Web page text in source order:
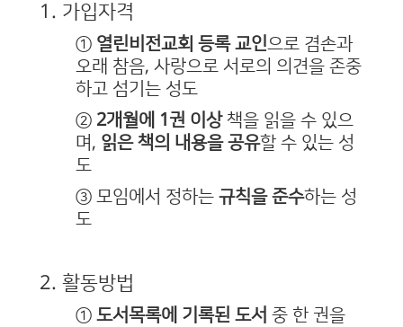
1. 가입자격
① 열린비전교회 등록 교인으로 겸손과
오래 참음, 사랑으로 서로의 의견을 존중
하고 섬기는 성도
② 2개월에 1권 이상책을 읽을 수 있으
며, 읽은 책의 내용을 공유할 수 있는 성
도
③ 모임에서 정하는 규칙을 준수하는 성
도
2. 활동방법
① 도서목록에 기록된 도서 중 한 권을